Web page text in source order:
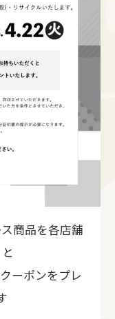
商品を各店舗
ーポンをプレ